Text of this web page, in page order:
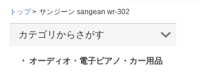
ログイン
トップ サンジーン sangean wr-302
カテゴリからさがす
オーディオ・電子ピアノ・カー用品